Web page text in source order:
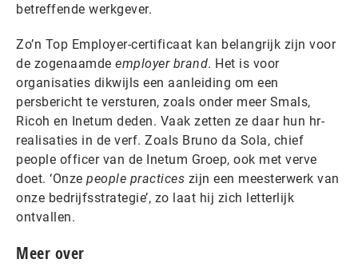
betreffende werkgever.
Zo’n Top Employer-certificaat kan belangrijk zijn voor
de zogenaamde employer brand. Het is voor
organisaties dikwijls een aanleiding om een
persbericht te versturen, zoals onder meer Smals,
Ricoh en Inetum deden. Vaak zetten ze daar hun hr-
realisaties in de verf. Zoals Bruno da Sola, chief
people officer van de Inetum Groep, ook met verve
doet. ‘Onze people practices zijn een meesterwerk van
onze bedrijfsstrategie’, zo laat hij zich letterlijk
ontvallen.
Meer over